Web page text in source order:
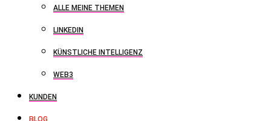
ALLE MEINE THEMEN
LINKEDIN
KÜNSTLICHE INTELLIGENZ
WEB3
KUNDEN
BLOG